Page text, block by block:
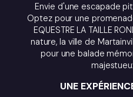
Envie d'une escapade
Optez pour une
EQUESTRE LA TAILLE
nature, la ville de
pour une balade
UNE